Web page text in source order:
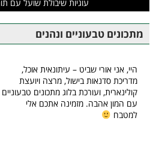
עוגיות שיבולת שועל עם
מתכונים טבעוניים ונהנים
היי, אני אורי שביט – עיתונאית אוכל,
מדריכת סדנאות בישול, מרצה ויועצת
קולינארית, ועורכת בלוג מתכונים טבעוניים
עם המון אהבה. מזמינה אתכם אלי
למטבח